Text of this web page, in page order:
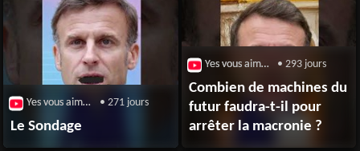
Yes vous aime / Broute • 271 jours
Le Sondage
Yes vous aime / Broute • 293 jours
Combien de machines du
futur faudra-t-il pour
arrêter la macronie ?